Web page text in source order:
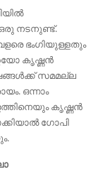
ഒരു നടനുണ്ട്‌.
ഭംഗിയുള്ളതും
കൃഷ്ണൻ
സമമല്ല
ഒന്നാം
കൃഷ്ണന്‍
ഗോപി